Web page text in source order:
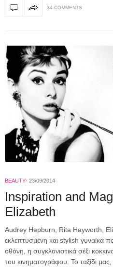
34 COMMENTS
BEAUTY 23/09/2014
Inspiration and
Elizabeth
Audrey Hepburn, Rita Hayworth,
εκλεπτυσμένη και stylish γυναίκα
οθόνη, η συγκλονιστικά σέξι
του κινηματογράφου. Το ταξίδι